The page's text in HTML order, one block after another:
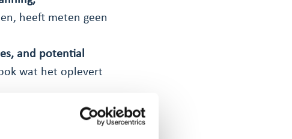
heeft meten geen
and potential
wat het oplevert